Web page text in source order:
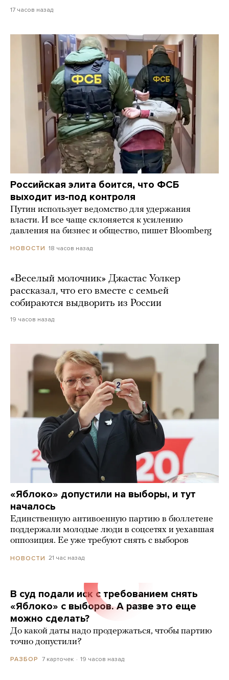
17 часов назад
Российская элита боится, что ФСБ
выходит из-под контроля
Путин использует ведомство для удержания
власти. И все чаще склоняется к усилению
давления на бизнес и общество, пишет Bloomberg
НОВОСТИ 18 часов назад
«Веселый молочник» Джастас Уолкер
рассказал, что его вместе с семьей
собираются выдворить из России
19 часов назад
«Яблоко» допустили на выборы, и тут
началось
Единственную антивоенную партию в бюллетене
поддержали молодые люди в соцсетях и уехавшая
оппозиция. Ее уже требуют снять с выборов
НОВОСТИ 21 час назад
В суд подали иск с требованием снять
«Яблоко» с выборов. А разве это еще
можно сделать?
До какой даты надо продержаться, чтобы партию
точно допустили?
РАЗБОР 7 карточек 19 часов назад